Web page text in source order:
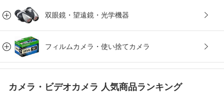
双眼鏡・望遠鏡・光学機器
フィルムカメラ・使い捨てカメラ
カメラ・ビデオカメラ 人気商品ランキング